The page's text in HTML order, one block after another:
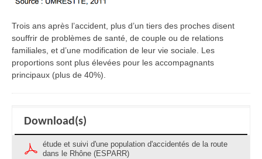
Trois ans après l’accident, plus d’un tiers des proches disent
souffrir de problèmes de santé, de couple ou de relations
familiales, et d’une modification de leur vie sociale. Les
proportions sont plus élevées pour les accompagnants
principaux (plus de 40%).
Download(s)
étude et suivi d'une population d'accidentés de la route
dans le Rhône (ESPARR)